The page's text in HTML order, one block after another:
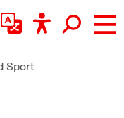
Sport